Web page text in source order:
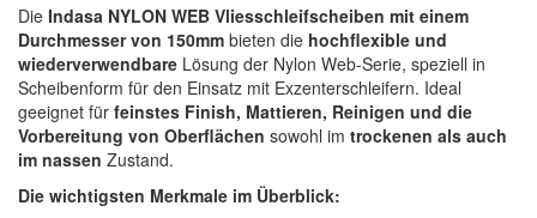
(21)
Sia
(3)
Spectral
(5)
StarChem
(1)
Sundstrom
Die Indasa NYLON WEB Vliesschleifscheiben mit einem
Durchmesser von 150mm bieten die hochflexible und
wiederverwendbare Lösung der Nylon Web-Serie, speziell in
Scheibenform für den Einsatz mit Exzenterschleifern. Ideal
geeignet für feinstes Finish, Mattieren, Reinigen und die
Vorbereitung von Oberflächen sowohl im trockenen als auch
im nassen Zustand.
Die wichtigsten Merkmale im Überblick: